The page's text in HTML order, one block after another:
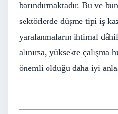
barındırmaktadır. Bu ve
sektörlerde düşme tipi iş
yaralanmaların ihtimal
alınırsa, yüksekte çalışma
önemli olduğu daha iyi